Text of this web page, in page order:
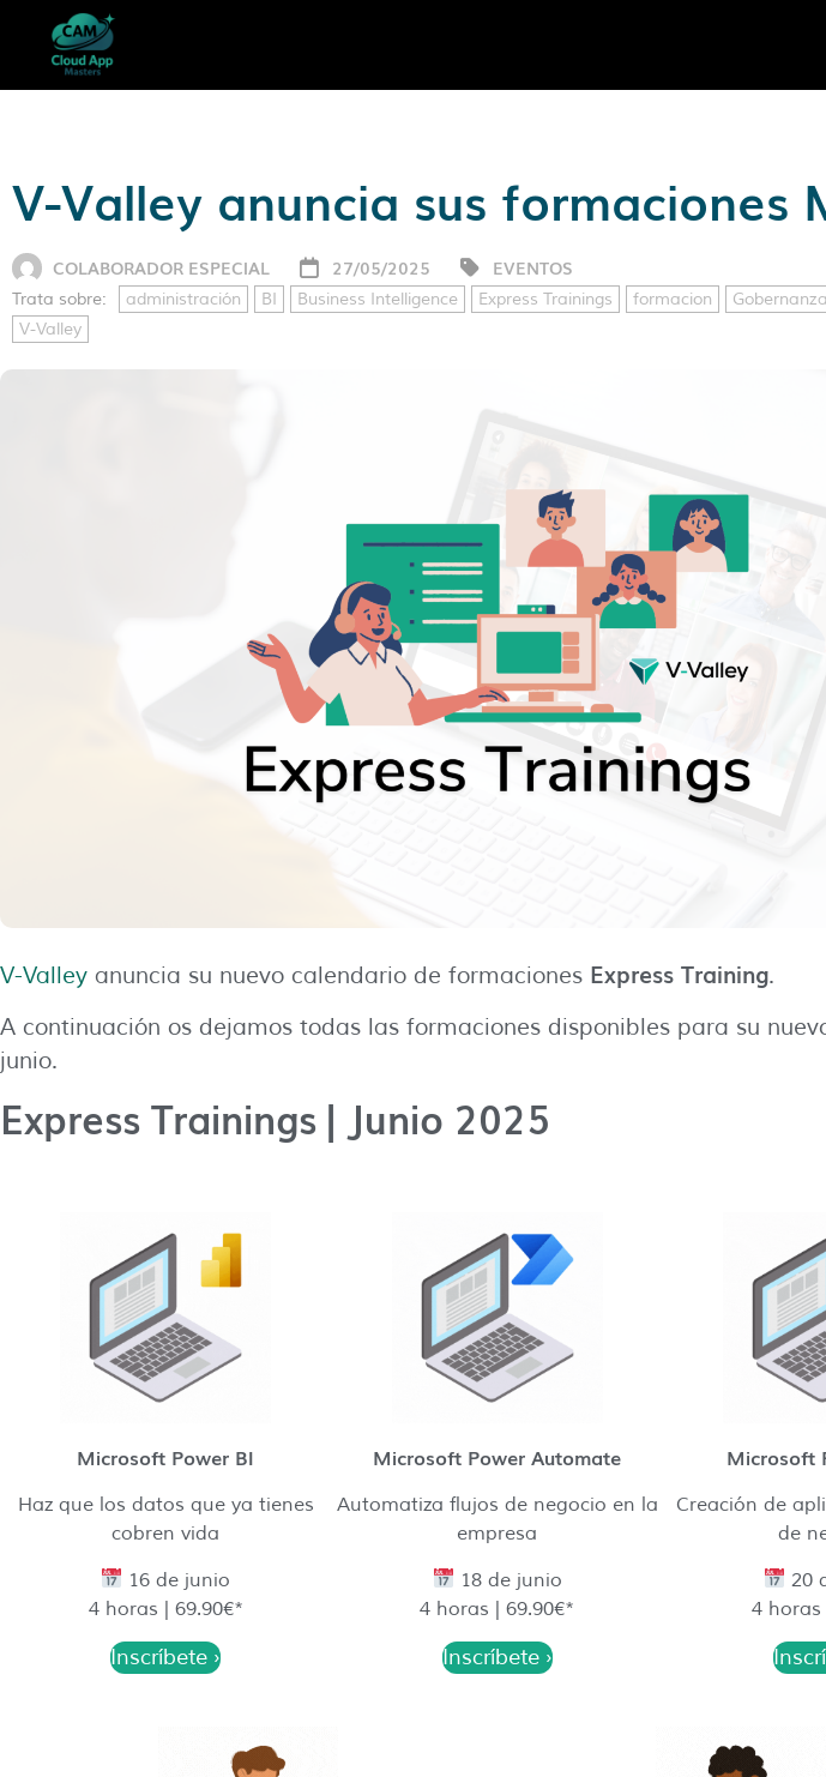
V-Valley anuncia sus formaciones
COLABORADOR ESPECIAL 27/05/2025 EVENTOS
Trata sobre: administración BI Business Intelligence Express Trainings formacion Gobernanza
V-Valley
V-Valley anuncia su nuevo calendario de formaciones Express Training.
A continuación os dejamos todas las formaciones disponibles para su
junio.
Express Trainings | Junio 2025
Microsoft Power BI
Haz que los datos que ya tienes
cobren vida
16 de junio
4 horas | 69.90€*
Inscríbete ›
Microsoft Power Automate
Automatiza flujos de negocio en la
empresa
18 de junio
4 horas | 69.90€*
Inscríbete ›
Microsoft
Creación de
de
20
4 horas